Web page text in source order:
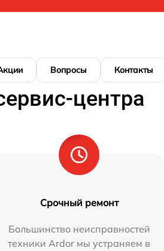
Вопросы Контакты
центра
Срочный ремонт
Большинство неисправностей
техники Ardor мы устраняем в